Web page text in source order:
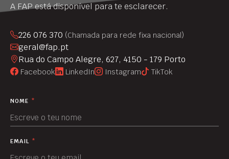
A FAP está disponível para te esclarecer.
226 076 370 (Chamada para rede fixa nacional)
geral@fap.pt
Rua do Campo Alegre, 627, 4150 - 179 Porto
Facebook LinkedIn Instagram TikTok
NOME *
EMAIL *